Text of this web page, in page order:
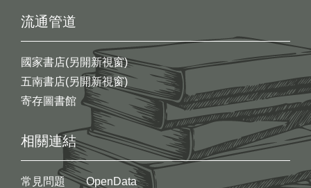
流通管道
國家書店(另開新視窗)
五南書店(另開新視窗)
寄存圖書館
相關連結
常見問題
OpenData